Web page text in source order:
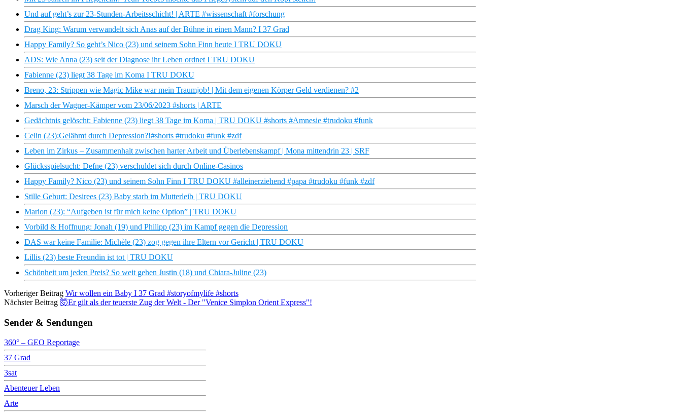
Und auf geht’s zur 23-Stunden-Arbeitsschicht! | ARTE #wissenschaft #forschung
Drag King: Warum verwandelt sich Anas auf der Bühne in einen Mann? I 37 Grad
Happy Family? So geht’s Nico (23) und seinem Sohn Finn heute I TRU DOKU
ADS: Wie Anna (23) seit der Diagnose ihr Leben ordnet I TRU DOKU
Fabienne (23) liegt 38 Tage im Koma I TRU DOKU
Breno, 23: Strippen wie Magic Mike war mein Traumjob! | Mit dem eigenen Körper Geld verdienen? #2
Marsch der Wagner-Kämper vom 23/06/2023 #shorts | ARTE
Gedächtnis gelöscht: Fabienne (23) liegt 38 Tage im Koma | TRU DOKU #shorts #Amnesie #trudoku #funk
Celin (23):Gelähmt durch Depression?!#shorts #trudoku #funk #zdf
Leben im Zirkus – Zusammenhalt zwischen harter Arbeit und Überlebenskampf | Mona mittendrin 23 | SRF
Glücksspielsucht: Defne (23) verschuldet sich durch Online-Casinos
Happy Family? Nico (23) und seinem Sohn Finn I TRU DOKU #alleinerziehend #papa #trudoku #funk #zdf
Stille Geburt: Desirees (23) Baby starb im Mutterleib | TRU DOKU
Marion (23): “Aufgeben ist für mich keine Option” | TRU DOKU
Vorbild & Hoffnung: Jonah (19) und Philipp (23) im Kampf gegen die Depression
DAS war keine Familie: Michèle (23) zog gegen ihre Eltern vor Gericht | TRU DOKU
Lillis (23) beste Freundin ist tot | TRU DOKU
Schönheit um jeden Preis? So weit gehen Justin (18) und Chiara-Juline (23)
Vorheriger Beitrag Wir wollen ein Baby I 37 Grad #storyofmylife #shorts
Nächster Beitrag 🤯Er gilt als der teuerste Zug der Welt - Der "Venice Simplon Orient Express"!
Sender & Sendungen
360° – GEO Reportage
37 Grad
3sat
Abenteuer Leben
Arte